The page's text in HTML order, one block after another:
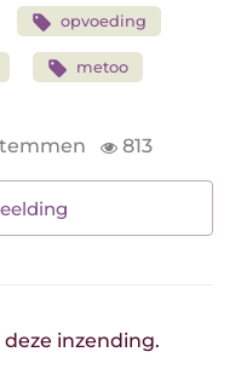
opvoeding
metoo
813
inzending.